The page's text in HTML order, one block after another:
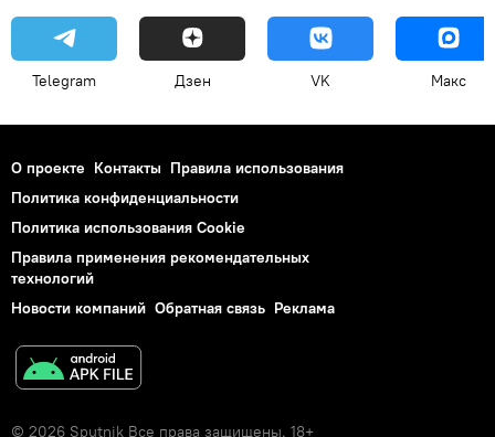
Telegram Дзен VK Макс
О проекте Контакты Правила использования
Политика конфиденциальности
Политика использования Cookie
Правила применения рекомендательных
технологий
Новости компаний Обратная связь Реклама
© 2026 Sputnik Все права защищены. 18+